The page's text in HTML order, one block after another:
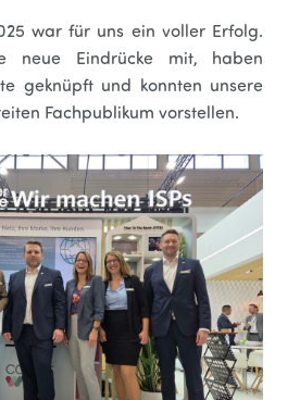
war für uns ein voller Erfolg.
neue Eindrücke mit, haben
geknüpft und konnten unsere
Fachpublikum vorstellen.